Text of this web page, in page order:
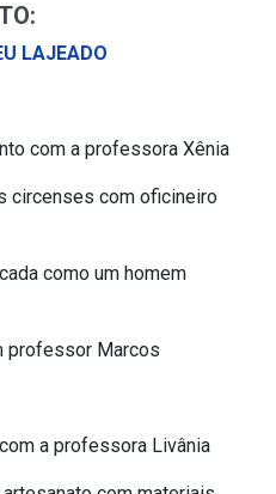
LAJEADO
com a professora Xênia
circenses com oficineiro
como um homem
professor Marcos
a professora Livânia